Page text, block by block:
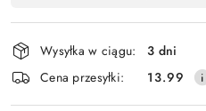
płatność
i
dostawa
Wysyłka w ciągu:
3 dni
Cena przesyłki:
13.99